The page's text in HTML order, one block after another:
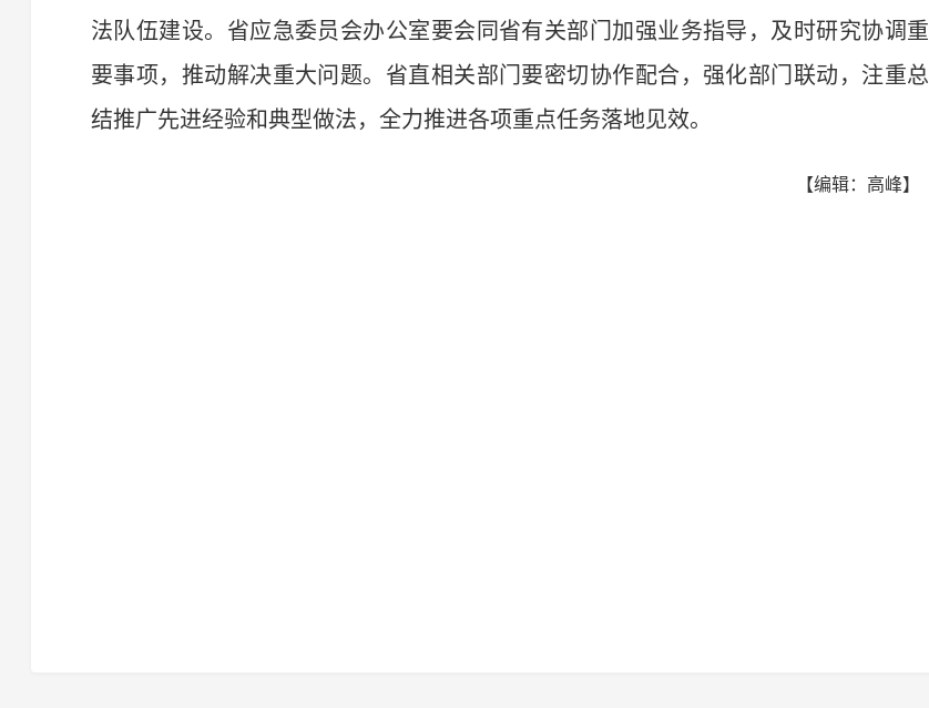
法队伍建设。省应急委员会办公室要会同省有关部门加强业务指导，及时研究协调重
要事项，推动解决重大问题。省直相关部门要密切协作配合，强化部门联动，注重总
结推广先进经验和典型做法，全力推进各项重点任务落地见效。
【编辑：高峰】